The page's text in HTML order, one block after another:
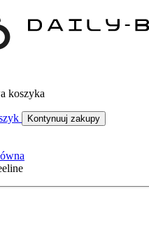
koszyka
Kontynuuj zakupy